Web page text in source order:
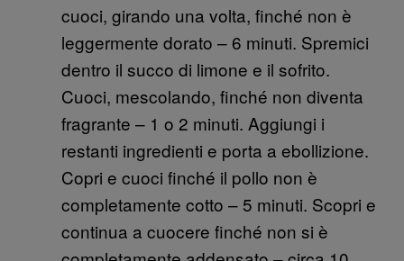
cuoci, girando una volta, finché non è
leggermente dorato – 6 minuti. Spremici
dentro il succo di limone e il sofrito.
Cuoci, mescolando, finché non diventa
fragrante – 1 o 2 minuti. Aggiungi i
restanti ingredienti e porta a ebollizione.
Copri e cuoci finché il pollo non è
completamente cotto – 5 minuti. Scopri e
continua a cuocere finché non si è